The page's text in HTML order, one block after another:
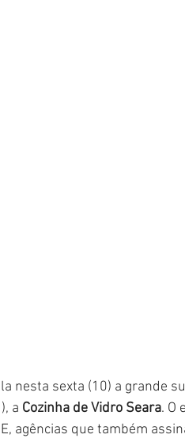
nesta sexta (10) a grande
a Cozinha de Vidro Seara. O
agências que também